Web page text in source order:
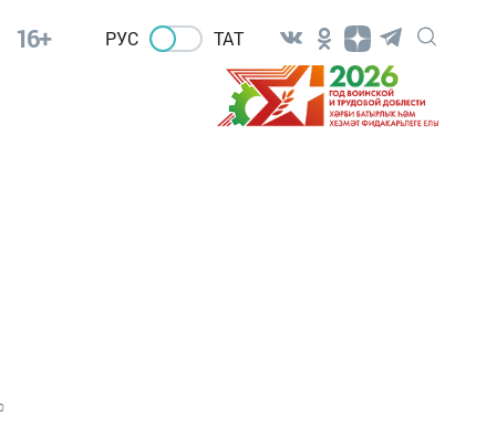
16+ РУС ТАТ